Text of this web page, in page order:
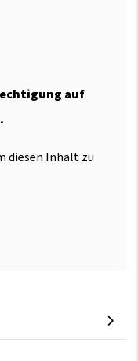
auf
diesen Inhalt zu